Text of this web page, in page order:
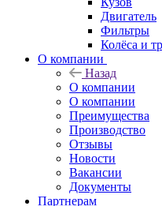
Двигатель
Фильтры
Колёса и
О компании
Назад
О компании
О компании
Преимущества
Производство
Отзывы
Новости
Вакансии
Документы
Партнерам